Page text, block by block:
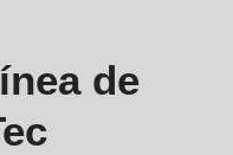
de